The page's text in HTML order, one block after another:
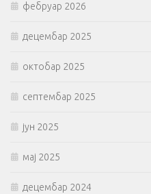
фебруар 2026
децембар 2025
октобар 2025
септембар 2025
јун 2025
мај 2025
децембар 2024